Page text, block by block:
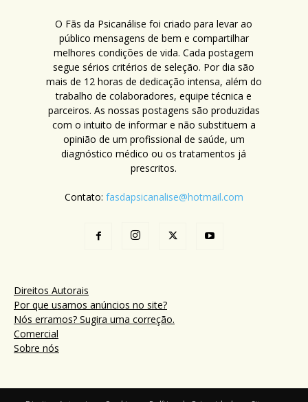
O Fãs da Psicanálise foi criado para levar ao
público mensagens de bem e compartilhar
melhores condições de vida. Cada postagem
segue sérios critérios de seleção. Por dia são
mais de 12 horas de dedicação intensa, além do
trabalho de colaboradores, equipe técnica e
parceiros. As nossas postagens são produzidas
com o intuito de informar e não substituem a
opinião de um profissional de saúde, um
diagnóstico médico ou os tratamentos já
prescritos.
Contato: fasdapsicanalise@hotmail.com
Direitos Autorais
Por que usamos anúncios no site?
Nós erramos? Sugira uma correção.
Comercial
Sobre nós